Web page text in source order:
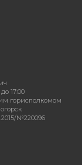
17:00
горисполкомом
№220096